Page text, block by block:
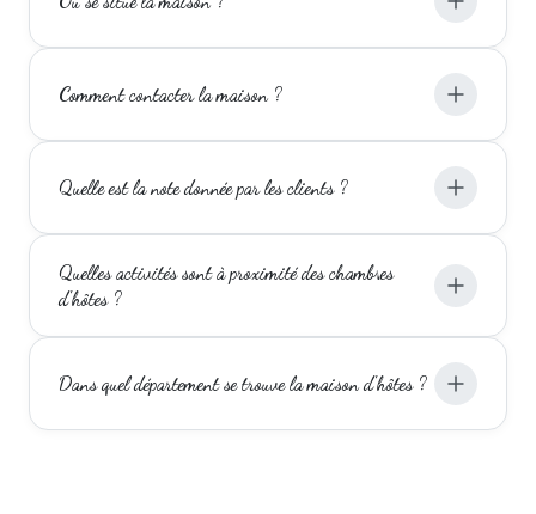
Comment contacter la maison ?
Quelle est la note donnée par les clients ?
Quelles activités sont à proximité des chambres
d'hôtes ?
Dans quel département se trouve la maison d'hôtes ?